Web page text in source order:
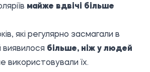
майже вдвічі більше
які регулярно засмагали в
виявилося більше, ніж у людей
використовували їх.